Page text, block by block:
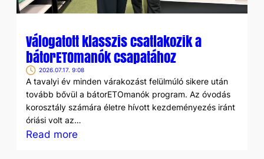
Válogatott klasszis csatlakozik a
bátorETOmanók csapatához
2026.07.17. 9:08
A tavalyi év minden várakozást felülmúló sikere után
tovább bővül a bátorETOmanók program. Az óvodás
korosztály számára életre hívott kezdeményezés iránt
óriási volt az…
Read more